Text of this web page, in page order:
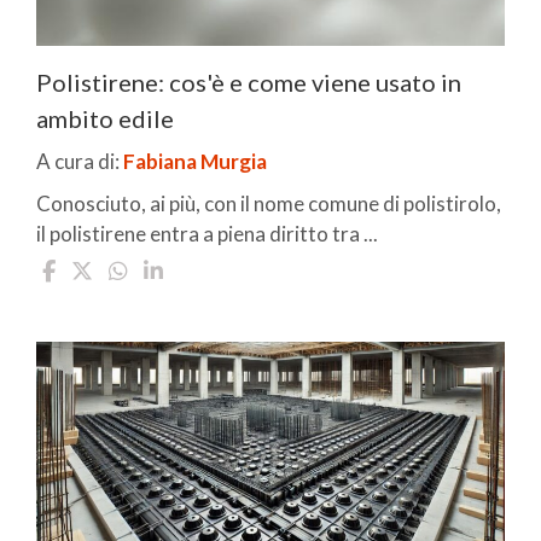
Polistirene: cos'è e come viene usato in
ambito edile
A cura di: Fabiana Murgia
Conosciuto, ai più, con il nome comune di polistirolo,
il polistirene entra a piena diritto tra ...